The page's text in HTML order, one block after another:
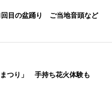
回目の盆踊り ご当地音頭など
つり」 手持ち花火体験も